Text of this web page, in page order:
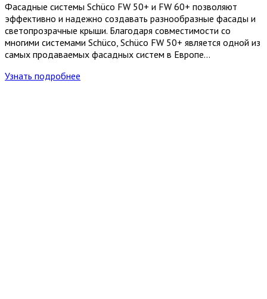
Фасадные системы Schüco FW 50+ и FW 60+ позволяют
эффективно и надежно создавать разнообразные фасады и
светопрозрачные крыши. Благодаря совместимости со
многими системами Schüco, Schüco FW 50+ является одной из
самых продаваемых фасадных систем в Европе…
Узнать подробнее